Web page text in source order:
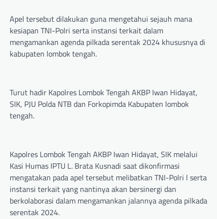
Apel tersebut dilakukan guna mengetahui sejauh mana
kesiapan TNI-Polri serta instansi terkait dalam
mengamankan agenda pilkada serentak 2024 khususnya di
kabupaten lombok tengah.
Turut hadir Kapolres Lombok Tengah AKBP Iwan Hidayat,
SIK, PJU Polda NTB dan Forkopimda Kabupaten lombok
tengah.
Kapolres Lombok Tengah AKBP Iwan Hidayat, SIK melalui
Kasi Humas IPTU L. Brata Kusnadi saat dikonfirmasi
mengatakan pada apel tersebut melibatkan TNI-Polri l serta
instansi terkait yang nantinya akan bersinergi dan
berkolaborasi dalam mengamankan jalannya agenda pilkada
serentak 2024.